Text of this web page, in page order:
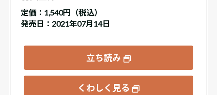
定価： 1,540円（税込）
発売日：2021年07月14日
立ち読み
くわしく見る